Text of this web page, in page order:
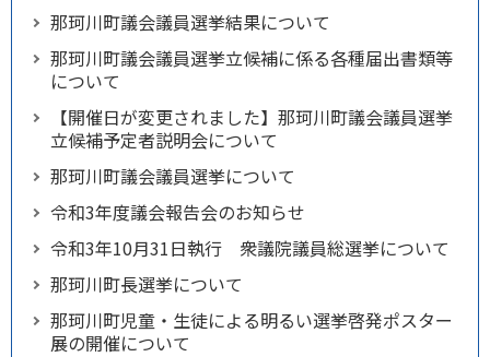
那珂川町議会議員選挙結果について
那珂川町議会議員選挙立候補に係る各種届出書類等
について
【開催日が変更されました】那珂川町議会議員選挙
立候補予定者説明会について
那珂川町議会議員選挙について
令和3年度議会報告会のお知らせ
令和3年10月31日執行 衆議院議員総選挙について
那珂川町長選挙について
那珂川町児童・生徒による明るい選挙啓発ポスター
展の開催について